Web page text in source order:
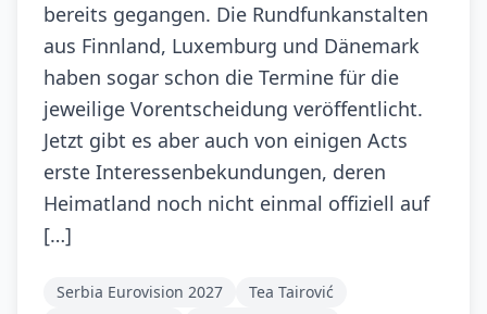
bereits gegangen. Die Rundfunkanstalten
aus Finnland, Luxemburg und Dänemark
haben sogar schon die Termine für die
jeweilige Vorentscheidung veröffentlicht.
Jetzt gibt es aber auch von einigen Acts
erste Interessenbekundungen, deren
Heimatland noch nicht einmal offiziell auf
[…]
Serbia Eurovision 2027
Tea Tairović